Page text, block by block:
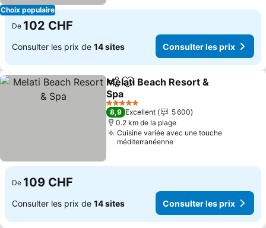
Choix populaire
De 102 CHF
Consulter les prix de 14 sites Consulter les prix
PartagerAjouter à mes favoris
Melati Beach Resort &
Spa
Consulter les prix
5 Étoiles
8,9 Excellent
5 600
0.2 km de la plage
Cuisine variée avec une touche
méditerranéenne
De 109 CHF
Consulter les prix de 14 sites Consulter les prix